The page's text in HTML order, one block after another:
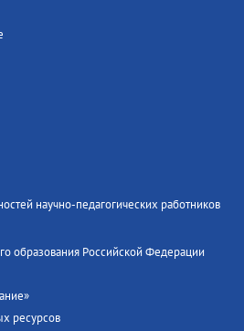
научно-педагогических работников
образования Российской Федерации
ресурсов